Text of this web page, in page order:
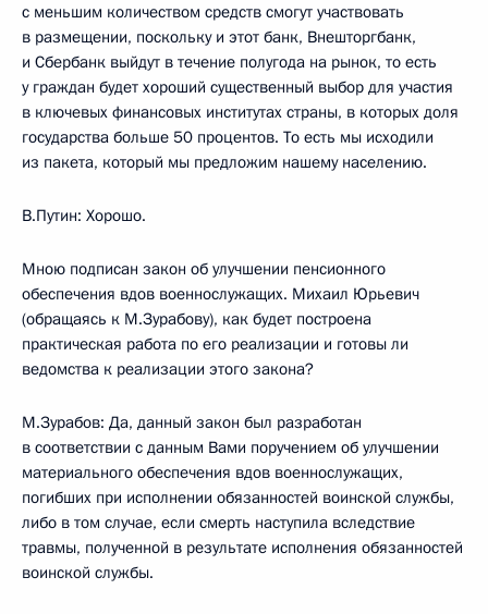
с меньшим количеством средств смогут участвовать
в размещении, поскольку и этот банк, Внешторгбанк,
и Сбербанк выйдут в течение полугода на рынок, то есть
у граждан будет хороший существенный выбор для участия
в ключевых финансовых институтах страны, в которых доля
государства больше 50 процентов. То есть мы исходили
из пакета, который мы предложим нашему населению.
В.Путин: Хорошо.
Мною подписан закон об улучшении пенсионного
обеспечения вдов военнослужащих. Михаил Юрьевич
(обращаясь к М.Зурабову), как будет построена
практическая работа по его реализации и готовы ли
ведомства к реализации этого закона?
М.Зурабов: Да, данный закон был разработан
в соответствии с данным Вами поручением об улучшении
материального обеспечения вдов военнослужащих,
погибших при исполнении обязанностей воинской службы,
либо в том случае, если смерть наступила вследствие
травмы, полученной в результате исполнения обязанностей
воинской службы.